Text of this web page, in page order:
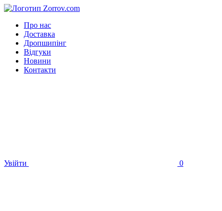
Про нас
Доставка
Дропшипінг
Відгуки
Новини
Контакти
Увійти 0